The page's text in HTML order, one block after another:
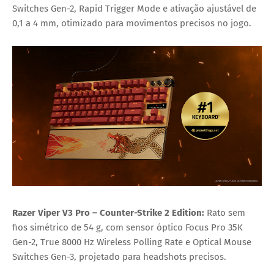
Switches Gen-2, Rapid Trigger Mode e ativação ajustável de
0,1 a 4 mm, otimizado para movimentos precisos no jogo.
Razer Viper V3 Pro – Counter-Strike 2 Edition: Rato sem
fios simétrico de 54 g, com sensor óptico Focus Pro 35K
Gen-2, True 8000 Hz Wireless Polling Rate e Optical Mouse
Switches Gen-3, projetado para headshots precisos.